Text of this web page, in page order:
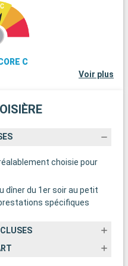
C
Voir plus
choisie pour
dîner du 1er soir au petit
spécifiques